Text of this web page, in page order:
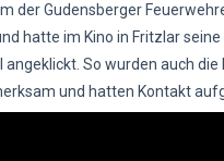
der Gudensberger
hatte im Kino in Fritzlar
So wurden auch
und hatten Kontakt